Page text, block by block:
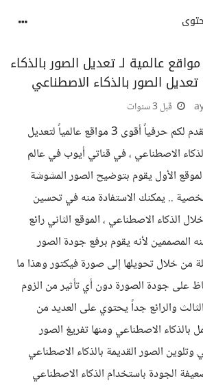
شرح أقوى 3 مواقع عالمية لـ تعديل الصور بالذكاء
الصور بالذكاء الاصطناعي
قبل 3 سنوات
في هذا الفيديو نقدم لكم حرفياً أقوى 3 مواقع عالمياً لتعديل
الاصطناعي ، في قناتي أيوب في عالم
الأول يقوم بتوضيح الصور المشوشة
.. يمكنك الاستفادة منه في تحسين
الذكاء الاصطناعي ، الموقع الثاني رائع
المصممين لأنه يقوم برفع جودة الصور
من خلال تحويلها إلى صورة فيكتور وهذا ما
على جودة الصورة دون أي تأثير من الزوم
والرائع جداً يحتوي على العديد من
بالذكاء الاصطناعي ومنها تفريغ الصور
وتلوين الصور القديمة بالذكاء الاصطناعي
الجودة باستخدام الذكاء الاصطناعي